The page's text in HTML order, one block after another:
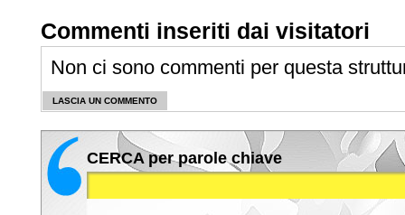
Commenti inseriti dai visitatori
Non ci sono commenti per questa
LASCIA UN COMMENTO
CERCA per parole chiave